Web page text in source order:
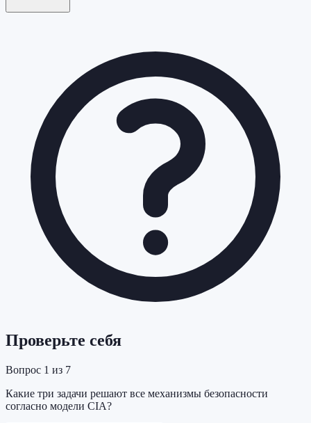
Проверьте себя
Вопрос 1 из 7
Какие три задачи решают все механизмы безопасности
согласно модели CIA?